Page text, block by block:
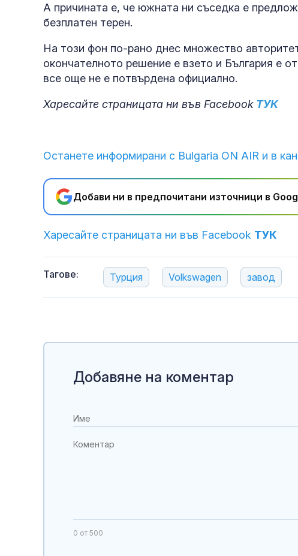
А причината е, че южната ни съседка е
безплатен терен.
На този фон по-рано днес множество
окончателното решение е взето и България е
все още не е потвърдена официално.
Харесайте страницата ни във Facebook ТУК
Останете информирани с Bulgaria ON AIR и в
Добави ни в предпочитани източници в
Харесайте страницата ни във Facebook ТУК
Тагове: Турция Volkswagen завод
Добавяне на коментар
0 от 500